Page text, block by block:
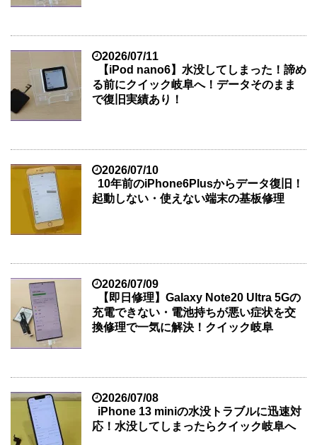
2026/07/11
【iPod nano6】水没してしまった！諦め
る前にクイック岐阜へ！データそのまま
で復旧実績あり！
2026/07/10
10年前のiPhone6Plusからデータ復旧！
起動しない・使えない端末の基板修理
2026/07/09
【即日修理】Galaxy Note20 Ultra 5Gの
充電できない・電池持ちが悪い症状を交
換修理で一気に解決！クイック岐阜
2026/07/08
iPhone 13 miniの水没トラブルに迅速対
応！水没してしまったらクイック岐阜へ